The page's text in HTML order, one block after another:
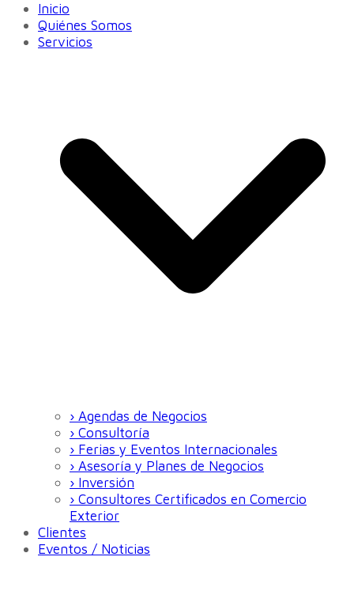
Inicio
Quiénes Somos
Servicios
› Agendas de Negocios
› Consultoría
› Ferias y Eventos Internacionales
› Asesoría y Planes de Negocios
› Inversión
› Consultores Certificados en Comercio
Exterior
Clientes
Eventos / Noticias